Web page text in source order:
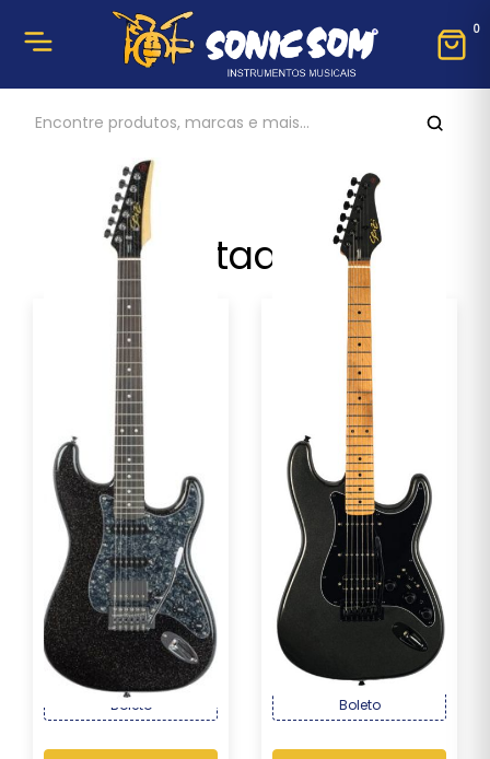
0
Destaques
Guitarra Seizi Fun Katana
Musashi HSS ...
Por :R$ 1.339,00
OU R$ 1.245,27 no PIX ou
Boleto
Guitarra Seizi Multi Smart
– Metallic ...
R$ 2.169,00
OU R$ 2.017,17 no PIX ou
Boleto